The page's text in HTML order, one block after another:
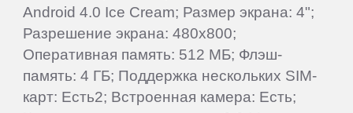
Android 4.0 Ice Cream; Размер экрана: 4";
Разрешение экрана: 480x800;
Оперативная память: 512 МБ; Флэш-
память: 4 ГБ; Поддержка нескольких SIM-
карт: Есть2; Встроенная камера: Есть;
GEOFOX
Gigaset